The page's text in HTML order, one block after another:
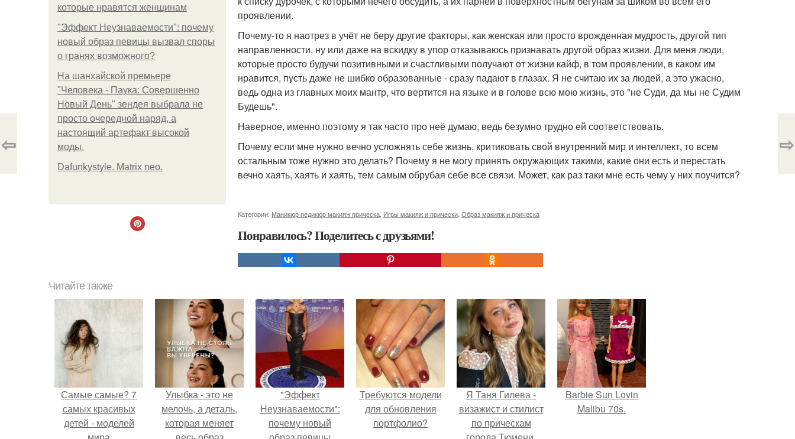
которые нравятся женщинам
"Эффект Неузнаваемости": почему
новый образ певицы вызвал споры
о гранях возможного?
На шанхайской премьере
"Человека - Паука: Совершенно
Новый День" зендея выбрала не
просто очередной наряд, а
настоящий артефакт высокой
моды.
Dafunkystyle. Matrix neo.
проявлении.
Почему-то я наотрез в учёт не беру другие факторы, как женская или просто врожденная мудрость, другой тип
направленности, ну или даже на вскидку в упор отказываюсь признавать другой образ жизни. Для меня люди,
которые просто будучи позитивными и счастливыми получают от жизни кайф, в том проявлении, в каком им
нравится, пусть даже не шибко образованные - сразу падают в глазах. Я не считаю их за людей, а это ужасно,
ведь одна из главных моих мантр, что вертится на языке и в голове всю мою жизнь, это "не Суди, да мы не Судим
Будешь".
Наверное, именно поэтому я так часто про неё думаю, ведь безумно трудно ей соответствовать.
Почему если мне нужно вечно усложнять себе жизнь, критиковать свой внутренний мир и интеллект, то всем
остальным тоже нужно это делать? Почему я не могу принять окружающих такими, какие они есть и перестать
вечно хаять, хаять и хаять, тем самым обрубая себе все связи. Может, как раз таки мне есть чему у них поучится?
Категории: Маникюр педикюр макияж прическа Игры макияж и прически Образ макияж и прическа
Понравилось? Поделитесь с друзьями!
⇦ ⇨
Читайте также
Самые самые? 7
самых красивых
детей - моделей
Улыбка - это не
мелочь, а деталь,
которая меняет
"Эффект
Неузнаваемости":
почему новый
Требуются модели
для обновления
портфолио?
Я Таня Гилева -
визажист и стилист
по прическам
Barbie Sun Lovin
Malibu 70s.